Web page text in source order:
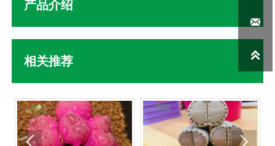
产品介绍
相关推荐
 

